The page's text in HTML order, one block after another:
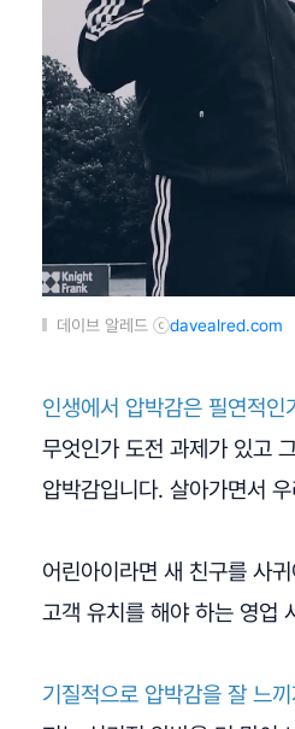
데이브 알레드 ⓒdavealred.com
인생에서 압박감은 필연적인
무엇인가 도전 과제가 있고
압박감입니다. 살아가면서
어린아이라면 새 친구를 사
고객 유치를 해야 하는 영업
기질적으로 압박감을 잘 느